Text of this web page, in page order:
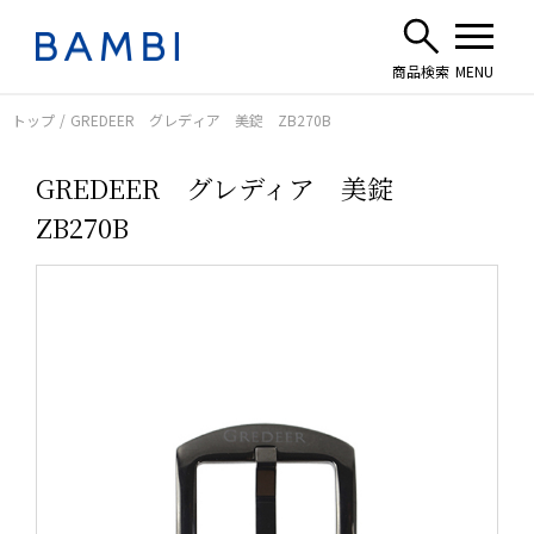
トップ GREDEER グレディア 美錠 ZB270B
GREDEER グレディア 美錠
ZB270B